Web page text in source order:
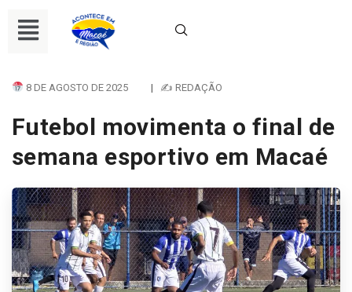
8 DE AGOSTO DE 2025 | ✍ REDAÇÃO
Futebol movimenta o final de
semana esportivo em Macaé